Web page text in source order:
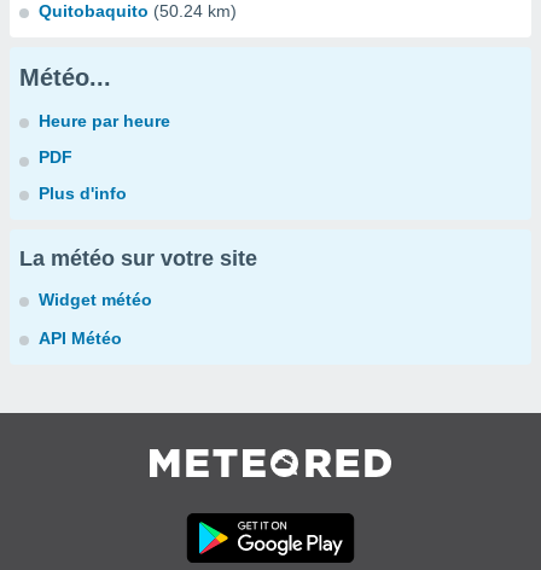
Quitobaquito (50.24 km)
Météo...
Heure par heure
PDF
Plus d'info
La météo sur votre site
Widget météo
API Météo